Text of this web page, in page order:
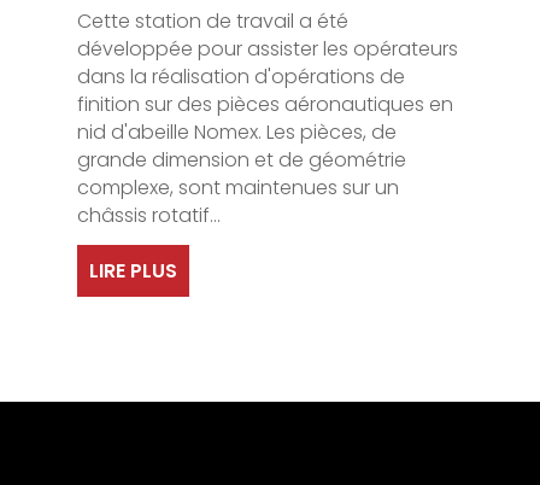
Cette station de travail a été
développée pour assister les opérateurs
dans la réalisation d'opérations de
finition sur des pièces aéronautiques en
nid d'abeille Nomex. Les pièces, de
grande dimension et de géométrie
complexe, sont maintenues sur un
châssis rotatif...
LIRE PLUS